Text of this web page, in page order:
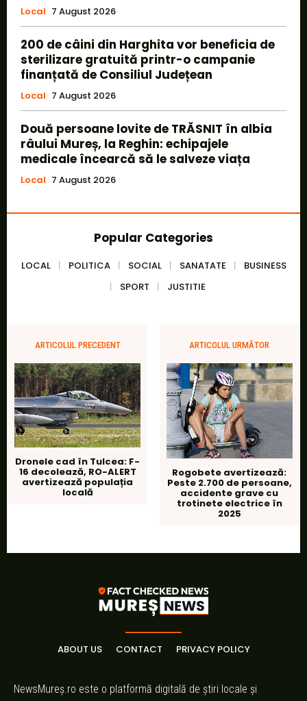
Local 7 August 2026
200 de câini din Harghita vor beneficia de
sterilizare gratuită printr-o campanie
finanțată de Consiliul Județean
Local 7 August 2026
Două persoane lovite de TRĂSNIT în albia
râului Mureș, la Reghin: echipajele
medicale încearcă să le salveze viața
Local 7 August 2026
Popular Categories
LOCAL POLITICA SOCIAL SANATATE
BUSINESS
SPORT
JUSTITIE
ARTICOLUL PRECEDENT
Dronele cad în Tulcea: F-
16 decolează, RO-ALERT
avertizează populația
locală
ARTICOLUL URMĂTOR
Rogobete avertizează:
Peste 2.700 de persoane,
accidente grave cu
trotinete electrice în
2025
ABOUT US CONTACT PRIVACY POLICY
NewsMureș.ro este o platformă digitală de știri locale și